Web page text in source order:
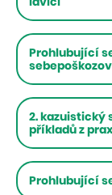
Prohlubující
2. kazuistický
příkladů z
Prohlubující